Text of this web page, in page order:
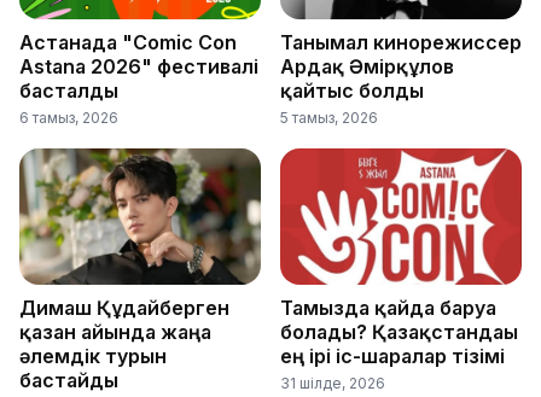
Астанада "Comic Con
Astana 2026" фестивалі
басталды
6 тамыз, 2026
Танымал кинорежиссер
Ардақ Әмірқұлов
қайтыс болды
5 тамыз, 2026
Димаш Құдайберген
қазан айында жаңа
әлемдік турын
бастайды
Тамызда қайда баруға
болады? Қазақстандағы
ең ірі іс-шаралар тізімі
31 шілде, 2026